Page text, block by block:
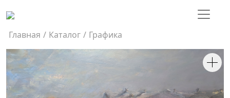
Главная / Каталог / Графика